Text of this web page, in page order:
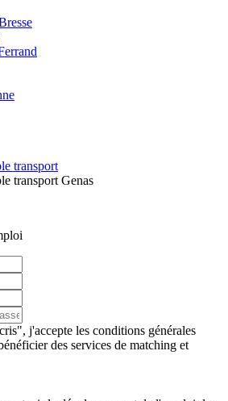
transport
transport Genas
j'accepte les conditions générales
des services de matching et